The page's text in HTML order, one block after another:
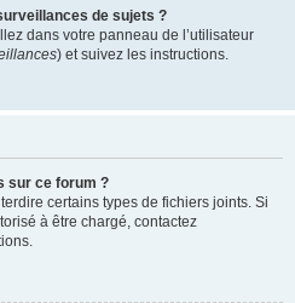
de sujets ?
dans votre panneau de l’utilisateur
) et suivez les instructions.
sur ce forum ?
certains types de fichiers joints. Si
à être chargé, contactez